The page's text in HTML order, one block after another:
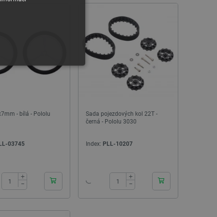
- bílá - Pololu
03745
+
−
Sada pojezdových kol 22T -
černá - Pololu 3030
Index: PLL-10207
+
−
stránky nelze bez
která mají přístup k